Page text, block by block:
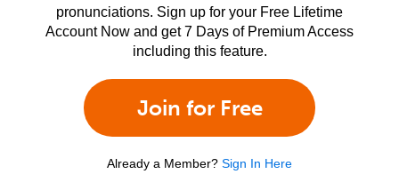
pronunciations. Sign up for your Free Lifetime
Account Now and get 7 Days of Premium Access
including this feature.
Join for Free
Already a Member? Sign In Here